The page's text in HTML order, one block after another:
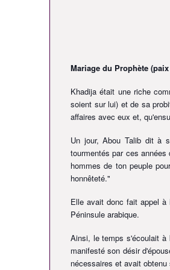
Mariage du Prophète
Khadija était une riche
soient sur lui) et de sa
affaires avec eux et,
Un jour, Abou Talib dit à
tourmentés par ces
hommes de ton peuple
honnêteté."
Elle avait donc fait appel à
Péninsule arabique.
Ainsi, le temps s'écoulait à
manifesté son désir
nécessaires et avait